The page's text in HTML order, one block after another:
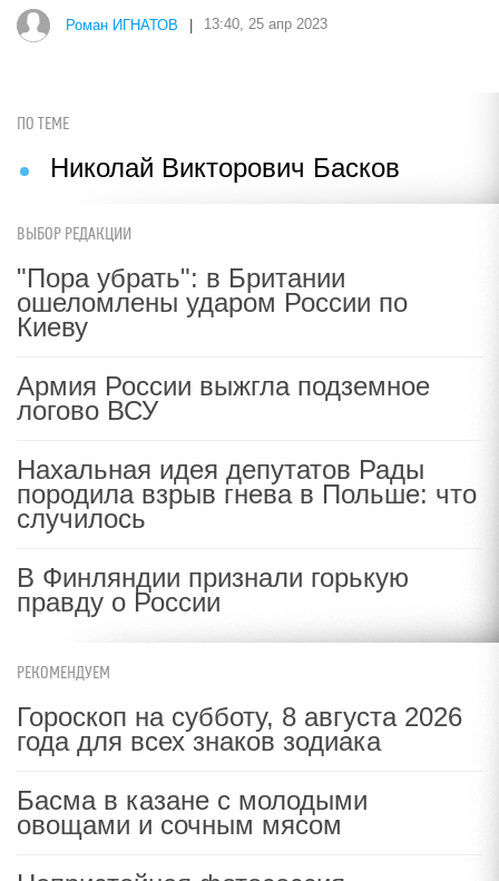
Роман ИГНАТОВ 13:40, 25 апр 2023
ПО ТЕМЕ
Николай Викторович Басков
ВЫБОР РЕДАКЦИИ
"Пора убрать": в Британии
ошеломлены ударом России по
Киеву
Армия России выжгла подземное
логово ВСУ
Нахальная идея депутатов Рады
породила взрыв гнева в Польше: что
случилось
В Финляндии признали горькую
правду о России
РЕКОМЕНДУЕМ
Гороскоп на субботу, 8 августа 2026
года для всех знаков зодиака
Басма в казане с молодыми
овощами и сочным мясом